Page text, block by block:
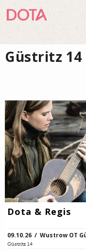
Güstritz 14
Dota & Regis
Güstritz 14